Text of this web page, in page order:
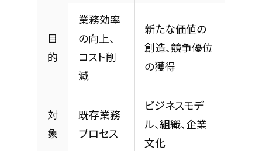
目
的
業務効率
の向上、
コスト削
減
新たな価値の
創造、競争優位
の獲得
対
象
既存業務
プロセス
ビジネスモデ
ル、組織、企業
文化